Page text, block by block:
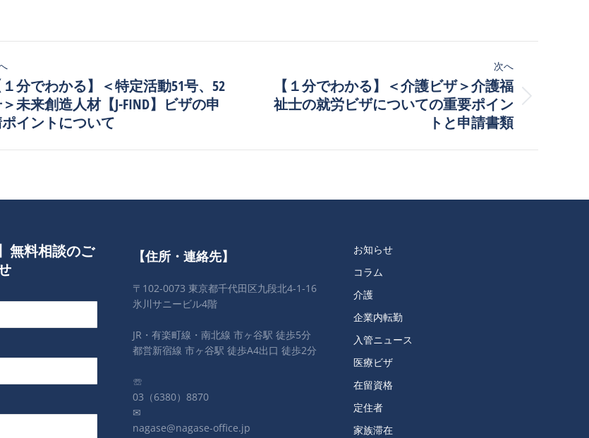
１分でわかる】＜特定活動51号、52
未来創造人材【J-FIND】ビザの申
イントについて
次へ
次
稿:
【１分でわかる】＜介護ビザ＞介護福
祉士の就労ビザについての重要ポイン
トと申請書類
無料相談のご
【住所・連絡先】
〒102-0073 東京都千代田区九段北4-1-16
氷川サニービル4階
JR・有楽町線・南北線 市ヶ谷駅 徒歩5分
都営新宿線 市ヶ谷駅 徒歩A4出口 徒歩2分
☏
03（6380）8870
✉
nagase@nagase-office.jp
お知らせ
コラム
介護
企業内転勤
入管ニュース
医療ビザ
在留資格
定住者
家族滞在